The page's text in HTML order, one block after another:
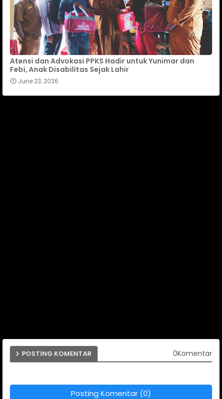
Atensi dan Advokasi PPKS Hadir untuk Yunimar dan
Febi, Anak Disabilitas Sejak Lahir
June 23, 2026
POSTING KOMENTAR 0Komentar
Posting Komentar (0)